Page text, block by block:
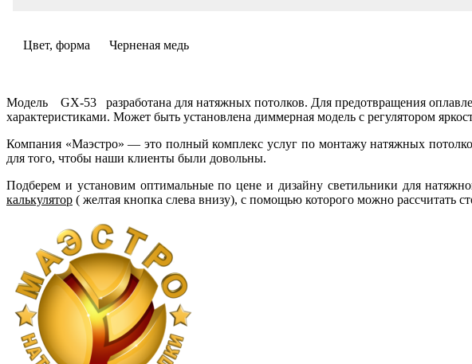
Цвет, форма Черненая медь
Модель GX-53 разработана для натяжных потолков. Для предотвращения
характеристиками. Может быть установлена диммерная модель с регулятором
Компания «Маэстро» — это полный комплекс услуг по монтажу натяжных
для того, чтобы наши клиенты были довольны.
Подберем и установим оптимальные по цене и дизайну светильники для
калькулятор ( желтая кнопка слева внизу), с помощью которого можно рассчитать